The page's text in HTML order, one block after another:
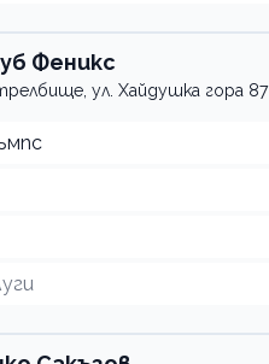
Феникс
ул. Хайдушка гора 87